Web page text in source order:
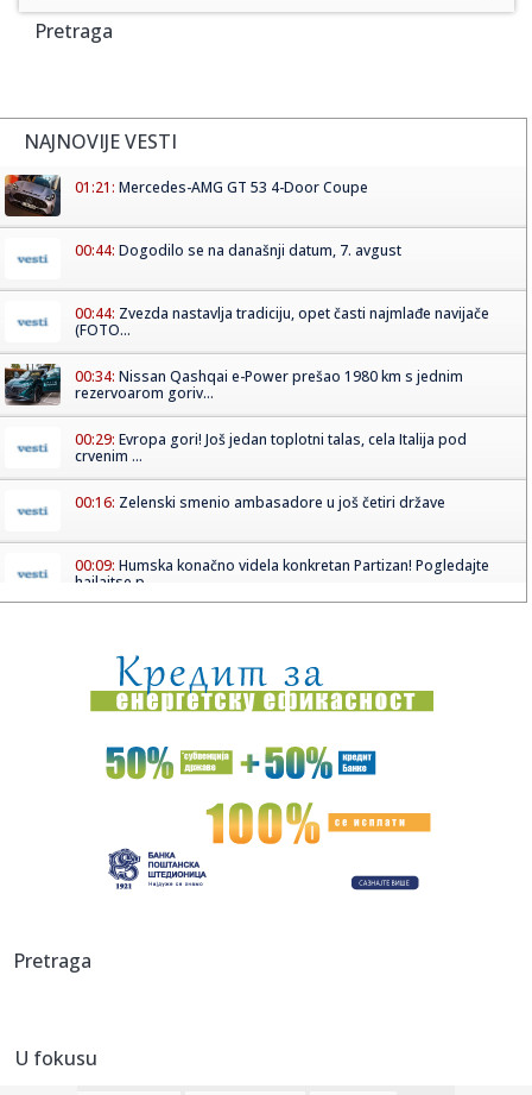
Pretraga
NAJNOVIJE VESTI
01:21: Mercedes-AMG GT 53 4-Door Coupe
00:44: Dogodilo se na današnji datum, 7. avgust
00:44: Zvezda nastavlja tradiciju, opet časti najmlađe navijače
(FOTO...
00:34: Nissan Qashqai e-Power prešao 1980 km s jednim
rezervoarom goriv...
00:29: Evropa gori! Još jedan toplotni talas, cela Italija pod
crvenim ...
00:16: Zelenski smenio ambasadore u još četiri države
00:09: Humska konačno videla konkretan Partizan! Pogledajte
hajlajtse p...
00:04:Vukotić ne zna ko je Baba: "Vidim da ga svi hvale"
00:01:Na današnji dan, 7. avgust
U predgrađu Damaska podignut autobus u vazduh, dve
23:55:ROMAŠČENKO POSLE POTOPA U HUMSKOJ: Jedna stvar
VIDEO
23:47:
Pretraga
U fokusu